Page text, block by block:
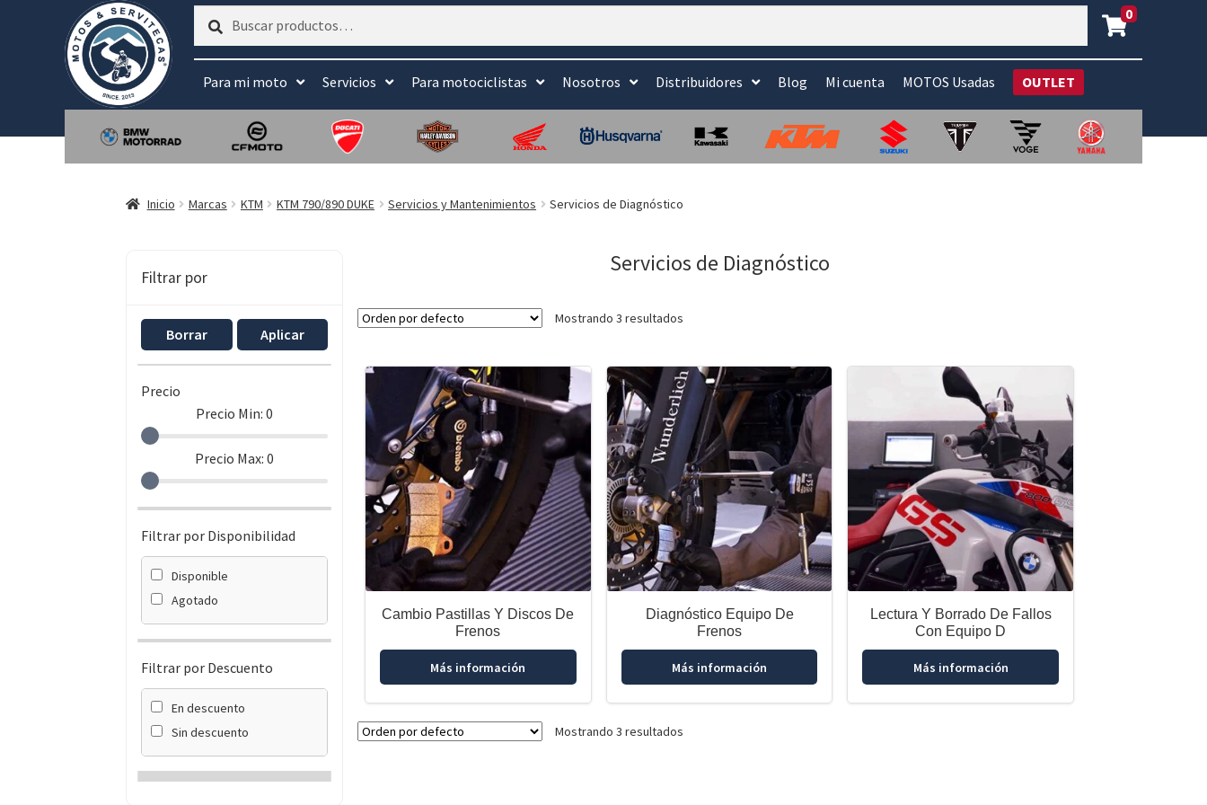
Buscar
Buscar 0
Para mi moto Servicios Para motociclistas Nosotros Distribuidores Blog Mi cuenta MOTOS Usadas OUTLET
Inicio Marcas KTM KTM 790/890 DUKE Servicios y Mantenimientos Servicios de Diagnóstico
Filtrar por
Borrar Aplicar
Precio
Precio Min:0
Precio Max:0
Filtrar por Disponibilidad
Disponible
Agotado
Filtrar por Descuento
En descuento
Sin descuento
Servicios de Diagnóstico
Mostrando 3 resultados
Cambio Pastillas Y Discos De
Frenos
Más información
Diagnóstico Equipo De
Frenos
Más información
Lectura Y Borrado De Fallos
Con Equipo D
Más información
Mostrando 3 resultados